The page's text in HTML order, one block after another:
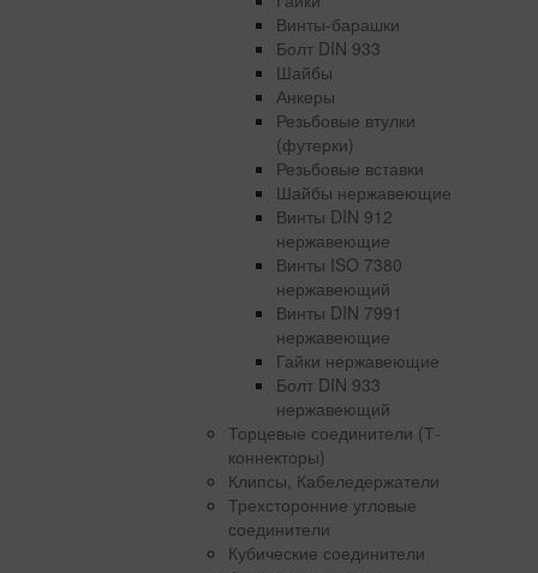
Винты-барашки
Болт DIN 933
Шайбы
Анкеры
Резьбовые втулки
(футерки)
Резьбовые вставки
Шайбы нержавеющие
Винты DIN 912
нержавеющие
Винты ISO 7380
нержавеющий
Винты DIN 7991
нержавеющие
Гайки нержавеющие
Болт DIN 933
нержавеющий
Торцевые соединители (Т-
коннекторы)
Клипсы, Кабеледержатели
Трехсторонние угловые
соединители
Кубические соединители